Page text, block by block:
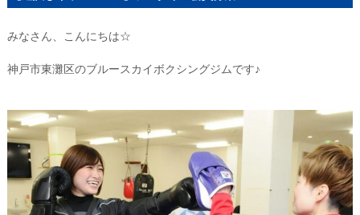
みなさん、こんにちは☆
神戸市東灘区のブルースカイボクシングジムです♪